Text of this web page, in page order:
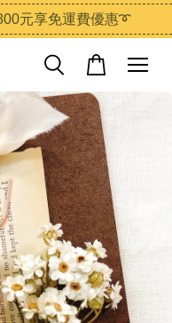
元享免運費優惠➰